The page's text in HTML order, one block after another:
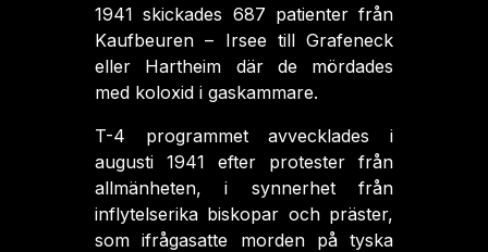
1941 skickades 687 patienter från
Kaufbeuren – Irsee till Grafeneck
eller Hartheim där de mördades
med koloxid i gaskammare.
T-4 programmet avvecklades i
augusti 1941 efter protester från
allmänheten, i synnerhet från
inflytelserika biskopar och präster,
som ifrågasatte morden på tyska